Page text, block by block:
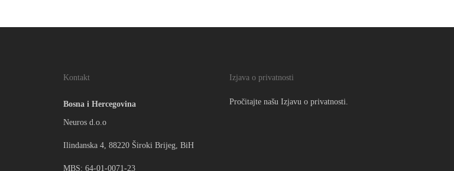
Kontakt
Bosna i Hercegovina
Neuros d.o.o
Ilindanska 4, 88220 Široki Brijeg, BiH
MBS: 64-01-0071-23
Izjava o privatnosti
Pročitajte našu Izjavu o privatnosti.